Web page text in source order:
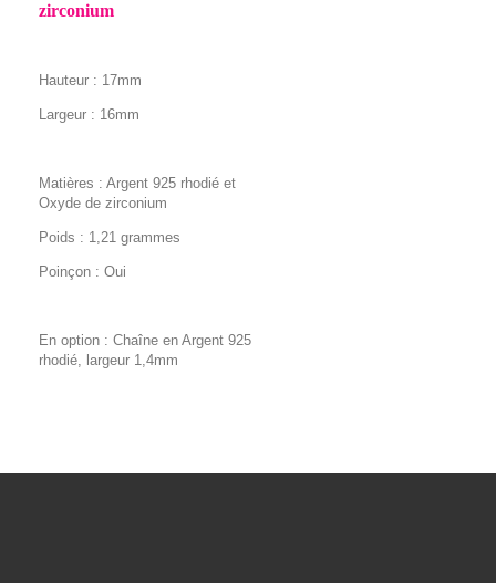
zirconium
Hauteur : 17mm
Largeur : 16mm
Matières : Argent 925 rhodié et
Oxyde de zirconium
Poids : 1,21 grammes
Poinçon : Oui
En option : Chaîne en Argent 925
rhodié, largeur 1,4mm